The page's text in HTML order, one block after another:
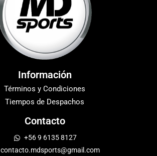
Información
Términos y Condiciones
Tiempos de Despachos
Contacto
+56 9 6135 8127
contacto.mdsports@gmail.com